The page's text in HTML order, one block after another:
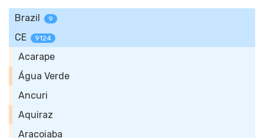
Brazil 9
CE 9124
Acarape
Água Verde
Ancuri
Aquiraz
Aracoiaba